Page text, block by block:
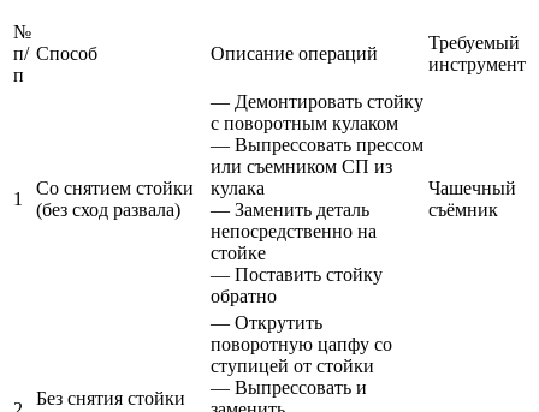
№
п/
п
Способ Описание операций
Требуемый
инструмент
1
Со снятием стойки
(без сход развала)
— Демонтировать стойку
с поворотным кулаком
— Выпрессовать прессом
или съемником СП из
кулака
— Заменить деталь
непосредственно на
стойке
— Поставить стойку
обратно
Чашечный
съёмник
Без снятия стойки
— Открутить
поворотную цапфу со
ступицей от стойки
— Выпрессовать и